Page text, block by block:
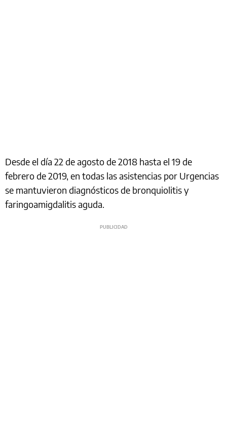
Desde el día 22 de agosto de 2018 hasta el 19 de
febrero de 2019, en todas las asistencias por Urgencias
se mantuvieron diagnósticos de bronquiolitis y
faringoamigdalitis aguda.